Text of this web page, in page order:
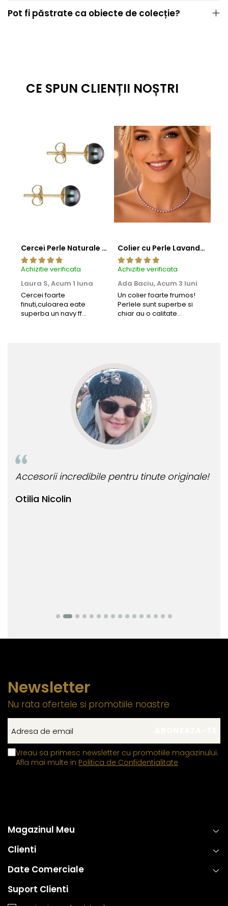
Pot fi păstrate ca obiecte de colecție?
CE SPUN CLIENȚII NOȘTRI
Cercei Perle Naturale Negre 5-6 mm, Buton AAA, Aur 14K (aur 585), Tip Șurub | KASKADDA®
Achizitie verificata
Laura S,Acum 1 luna
Cercei foarte
finuti,culoarea eate
superba un navy ff
Colier cu Perle Lavanda la Baza Gatului, de 4-5 mm, Perle Rare, Calitate AAA+, Aur 14K | KASKADDA®
Achizitie verificata
Ada Baciu,Acum 3 luni
Un colier foarte frumos!
Perlele sunt superbe si
chiar au o calitate
Otilia Nicolin
Accesorii incredibile pentru tinute originale!
Newsletter
Nu rata ofertele si promotiile noastre
Vreau sa primesc newsletter cu promotiile magazinului.
Afla mai multe in Politica de Confidentialitate
Magazinul Meu
Clienti
Date Comerciale
Suport Clienti